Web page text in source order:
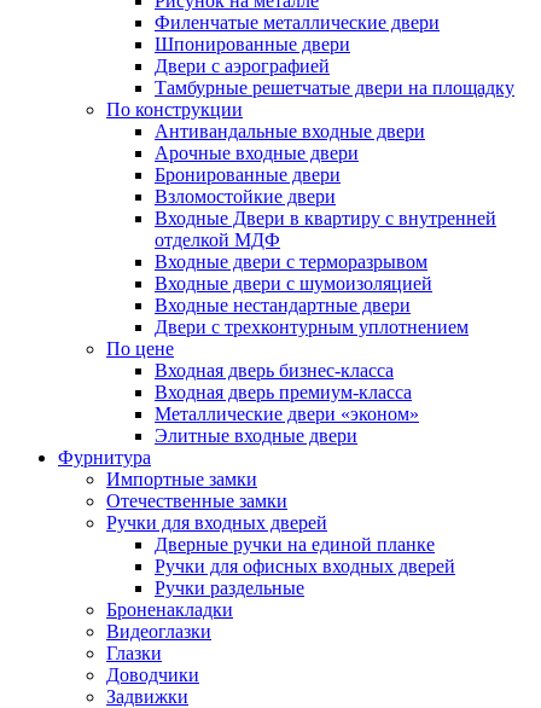
Филенчатые металлические двери
Шпонированные двери
Двери с аэрографией
Тамбурные решетчатые двери на площадку
По конструкции
Антивандальные входные двери
Арочные входные двери
Бронированные двери
Взломостойкие двери
Входные Двери в квартиру с внутренней
отделкой МДФ
Входные двери с терморазрывом
Входные двери с шумоизоляцией
Входные нестандартные двери
Двери с трехконтурным уплотнением
По цене
Входная дверь бизнес-класса
Входная дверь премиум-класса
Металлические двери «эконом»
Элитные входные двери
Фурнитура
Импортные замки
Отечественные замки
Ручки для входных дверей
Дверные ручки на единой планке
Ручки для офисных входных дверей
Ручки раздельные
Броненакладки
Видеоглазки
Глазки
Доводчики
Задвижки